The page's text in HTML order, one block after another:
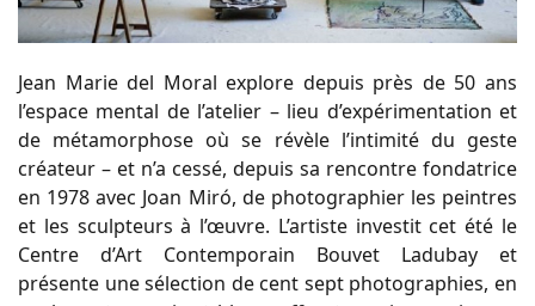
Jean Marie del Moral explore depuis près de 50 ans
l’espace mental de l’atelier – lieu d’expérimentation et
de métamorphose où se révèle l’intimité du geste
créateur – et n’a cessé, depuis sa rencontre fondatrice
en 1978 avec Joan Miró, de photographier les peintres
et les sculpteurs à l’œuvre. L’artiste investit cet été le
Centre d’Art Contemporain Bouvet Ladubay et
présente une sélection de cent sept photographies, en